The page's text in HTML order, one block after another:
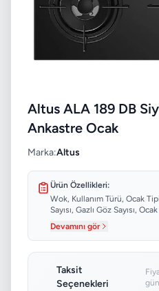
Altus ALA 189 DB
Ankastre Ocak
Marka:Altus
Ürün Özellikleri:
Wok, Kullanım Türü, Ocak
Sayısı, Gazlı Göz Sayısı,
Devamını gör
Taksit
Seçenekleri